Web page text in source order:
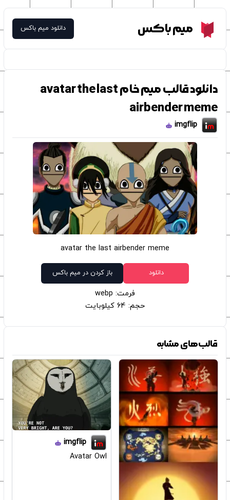
Meme Boxمیم باکس دانلود میم باکس
دانلود قالب میم خام avatar the last
airbender meme
imgflip
avatar the last airbender meme
دانلود باز کردن در میم باکس
فرمت: webp
حجم: 64 کیلوبایت
قالب‌های مشابه
imgflip
Avatar Owl